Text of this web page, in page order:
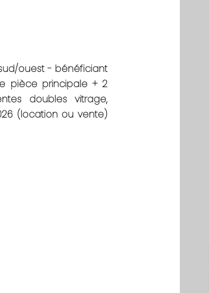
ouest - bénéficiant
pièce principale + 2
doubles vitrage,
(location ou vente)